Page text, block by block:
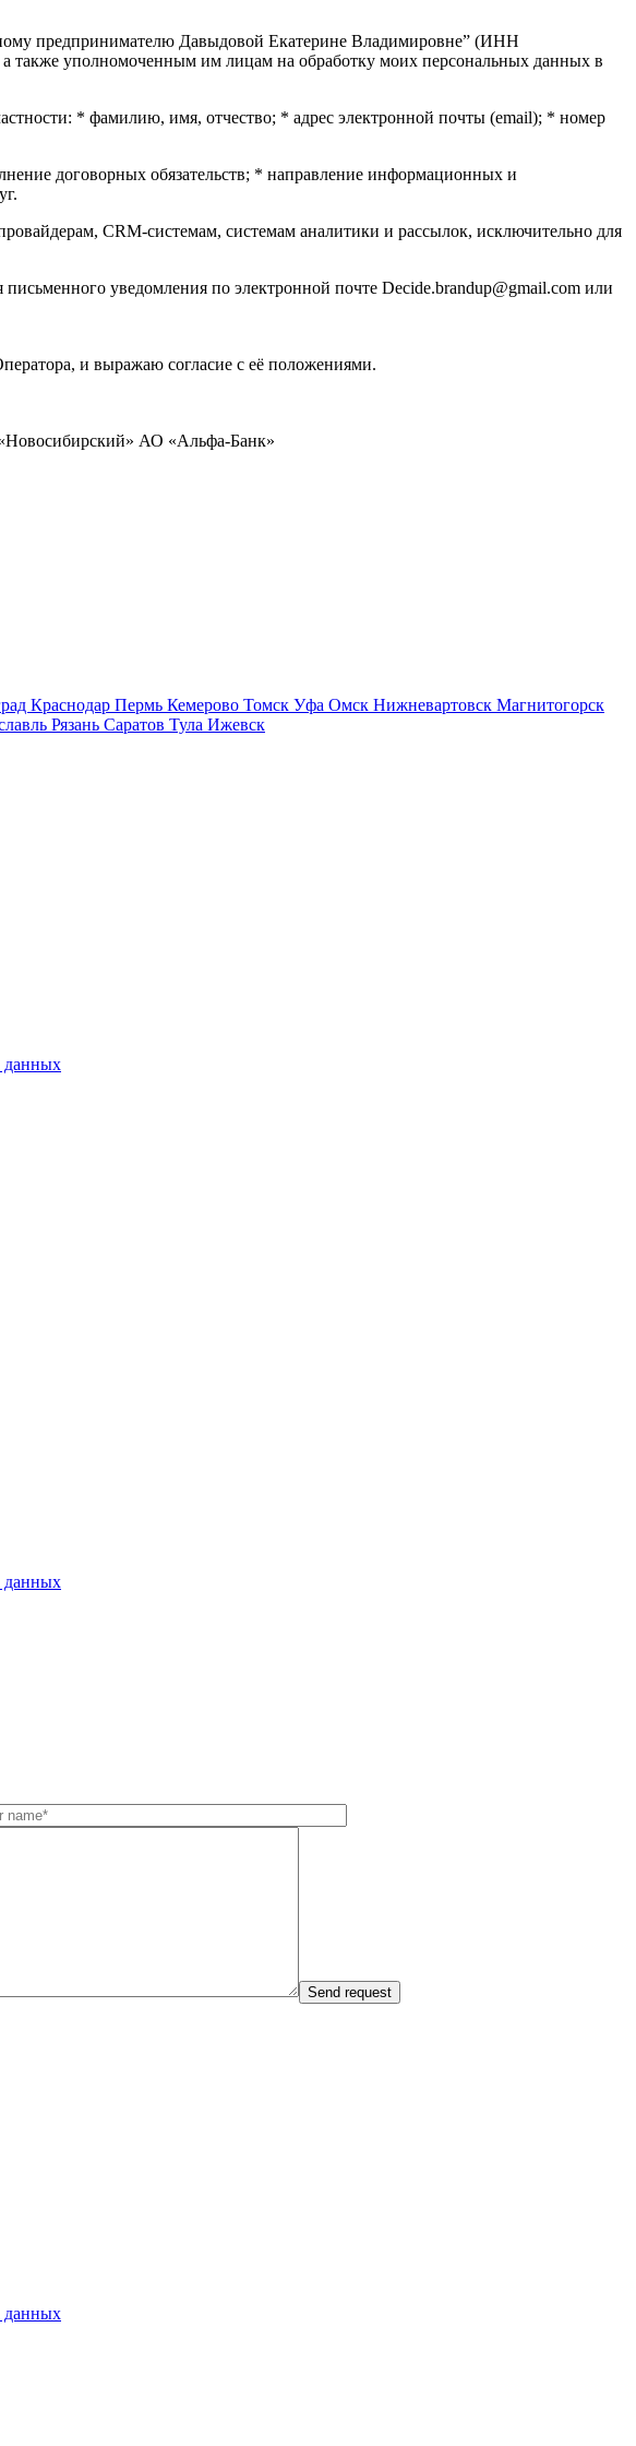
предпринимателю Давыдовой Екатерине Владимировне” (ИНН
также уполномоченным им лицам на обработку моих персональных данных в
* фамилию, имя, отчество; * адрес электронной почты (email); * номер
договорных обязательств; * направление информационных и
CRM-системам, системам аналитики и рассылок, исключительно для
уведомления по электронной почте Decide.brandup@gmail.com или
и выражаю согласие с её положениями.
АО «Альфа-Банк»
Краснодар Пермь Кемерово Томск Уфа Омск Нижневартовск Магнитогорск
Рязань Саратов Тула Ижевск
данных
данных
данных